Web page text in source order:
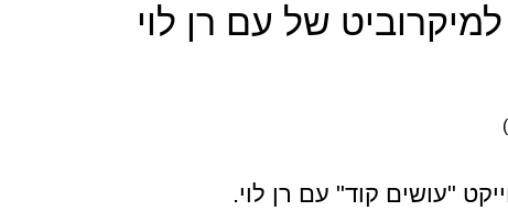
של עם רן לוי
"עושים קוד" עם רן לוי.